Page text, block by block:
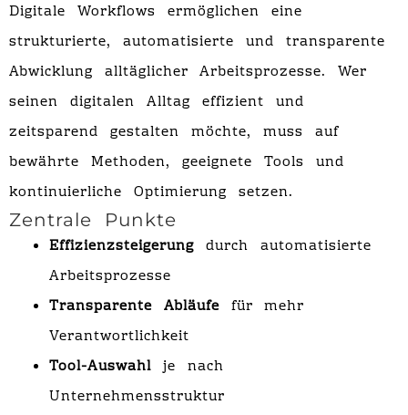
Digitale Workflows ermöglichen eine
strukturierte, automatisierte und transparente
Abwicklung alltäglicher Arbeitsprozesse. Wer
seinen digitalen Alltag effizient und
zeitsparend gestalten möchte, muss auf
bewährte Methoden, geeignete Tools und
kontinuierliche Optimierung setzen.
Zentrale Punkte
Effizienzsteigerungdurch automatisierte
Arbeitsprozesse
Transparente Abläufefür mehr
Verantwortlichkeit
Tool-Auswahlje nach
Unternehmensstruktur